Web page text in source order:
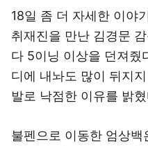
18일 좀 더 자세한 이야
취재진을 만난 김경문
다 5이닝 이상을 던져줬
디에 내놔도 많이 뒤지
발로 낙점한 이유를 밝
불펜으로 이동한 엄상